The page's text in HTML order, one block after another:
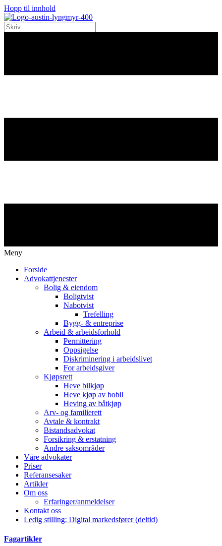
Hopp til innhold
Meny
Forside
Advokattjenester
Bolig & eiendom
Boligtvist
Nabotvist
Trefelling
Bygg- & entreprise
Arbeid & arbeidsforhold
Permittering
Oppsigelse
Diskriminering i arbeidslivet
For arbeidsgiver
Kjøpsrett
Heve bilkjøp
Heve kjøp av bobil
Heving av båtkjøp
Arv- og familierett
Avtale & kontrakt
Bistandsadvokat
Forsikring & erstatning
Andre saksområder
Våre advokater
Priser
Referansesaker
Artikler
Om oss
Erfaringer/anmeldelser
Kontakt oss
Ledig stilling: Digital markedsfører (deltid)
Fagartikler